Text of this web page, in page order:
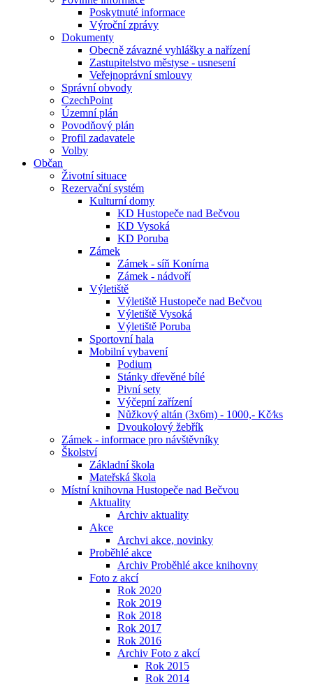
Poskytnuté informace
Výroční zprávy
Dokumenty
Obecně závazné vyhlášky a nařízení
Zastupitelstvo městyse - usnesení
Veřejnoprávní smlouvy
Správní obvody
CzechPoint
Územní plán
Povodňový plán
Profil zadavatele
Volby
Občan
Životní situace
Rezervační systém
Kulturní domy
KD Hustopeče nad Bečvou
KD Vysoká
KD Poruba
Zámek
Zámek - síň Konírna
Zámek - nádvoří
Výletiště
Výletiště Hustopeče nad Bečvou
Výletiště Vysoká
Výletiště Poruba
Sportovní hala
Mobilní vybavení
Podium
Stánky dřevěné bílé
Pivní sety
Výčepní zařízení
Nůžkový altán (3x6m) - 1000,- Kč⁄ks
Dvoukolový žebřík
Zámek - informace pro návštěvníky
Školství
Základní škola
Mateřská škola
Místní knihovna Hustopeče nad Bečvou
Aktuality
Archiv aktuality
Akce
Archvi akce, novinky
Proběhlé akce
Archiv Proběhlé akce knihovny
Foto z akcí
Rok 2020
Rok 2019
Rok 2018
Rok 2017
Rok 2016
Archiv Foto z akcí
Rok 2015
Rok 2014